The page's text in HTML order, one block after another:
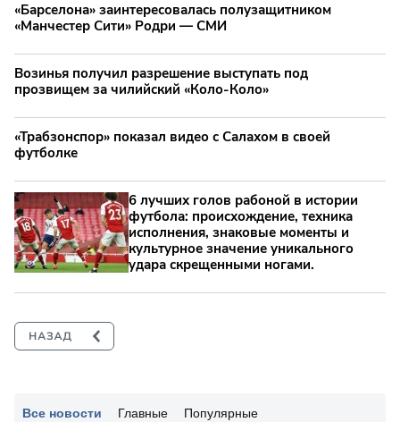
Все новости Главные Популярные
«Барселона» заинтересовалась полузащитником
«Манчестер Сити» Родри — СМИ
Возинья получил разрешение выступать под
прозвищем за чилийский «Коло-Коло»
«Трабзонспор» показал видео с Салахом в своей
футболке
6 лучших голов рабоной в истории
футбола: происхождение, техника
исполнения, знаковые моменты и
культурное значение уникального
удара скрещенными ногами.